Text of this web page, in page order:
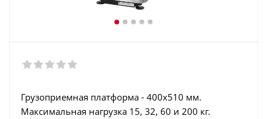
Грузоприемная платформа - 400х510 мм.
Максимальная нагрузка 15, 32, 60 и 200 кг.